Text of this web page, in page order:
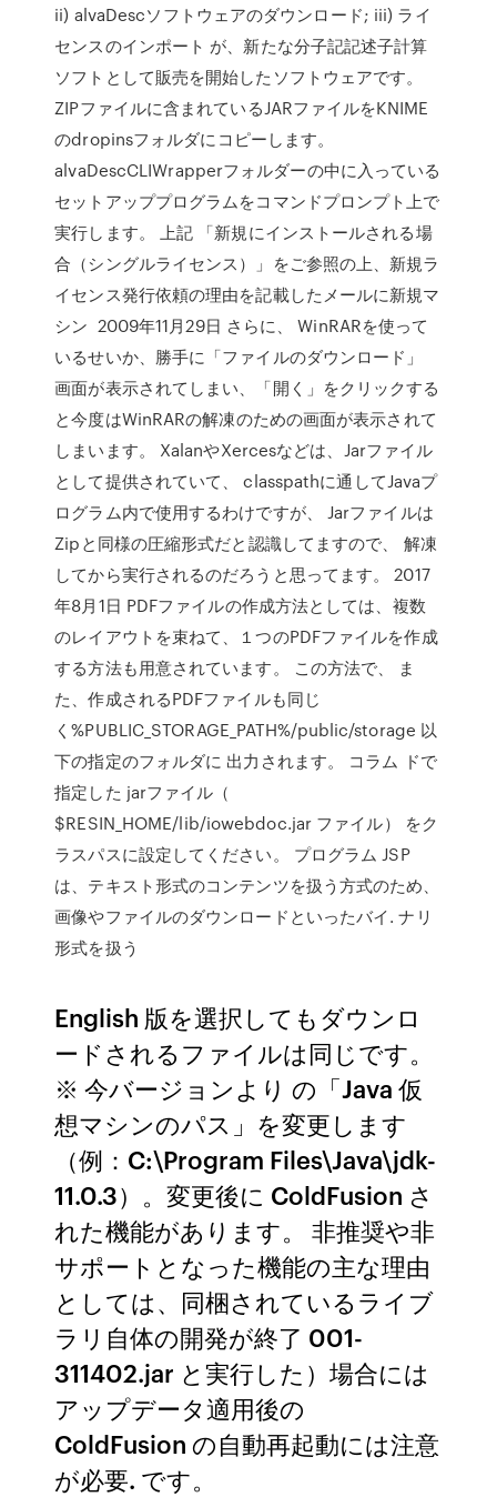
ii) alvaDescソフトウェアのダウンロード; iii) ライ
センスのインポート が、新たな分子記記述子計算
ソフトとして販売を開始したソフトウェアです。
ZIPファイルに含まれているJARファイルをKNIME
のdropinsフォルダにコピーします。
alvaDescCLIWrapperフォルダーの中に入っている
セットアッププログラムをコマンドプロンプト上で
実行します。 上記 「新規にインストールされる場
合（シングルライセンス）」をご参照の上、新規ラ
イセンス発行依頼の理由を記載したメールに新規マ
シン 2009年11月29日 さらに、 WinRARを使って
いるせいか、勝手に「ファイルのダウンロード」
画面が表示されてしまい、「開く」をクリックする
と今度はWinRARの解凍のための画面が表示されて
しまいます。 XalanやXercesなどは、Jarファイル
として提供されていて、 classpathに通してJavaプ
ログラム内で使用するわけですが、 Jarファイルは
Zipと同様の圧縮形式だと認識してますので、 解凍
してから実行されるのだろうと思ってます。 2017
年8月1日 PDFファイルの作成方法としては、複数
のレイアウトを束ねて、１つのPDFファイルを作成
する方法も用意されています。 この方法で、 ま
た、作成されるPDFファイルも同じ
く%PUBLIC_STORAGE_PATH%/public/storage 以
下の指定のフォルダに 出力されます。 コラム ドで
指定した jarファイル（
$RESIN_HOME/lib/iowebdoc.jar ファイル） をク
ラスパスに設定してください。 プログラム JSP
は、テキスト形式のコンテンツを扱う方式のため、
画像やファイルのダウンロードといったバイ. ナリ
形式を扱う
English 版を選択してもダウンロ
ードされるファイルは同じです。
※ 今バージョンより の「Java 仮
想マシンのパス」を変更します
（例：C:\Program Files\Java\jdk-
11.0.3）。変更後に ColdFusion さ
れた機能があります。 非推奨や非
サポートとなった機能の主な理由
としては、同梱されているライブ
ラリ自体の開発が終了 001-
311402.jar と実行した）場合には
アップデータ適用後の
ColdFusion の自動再起動には注意
が必要. です。